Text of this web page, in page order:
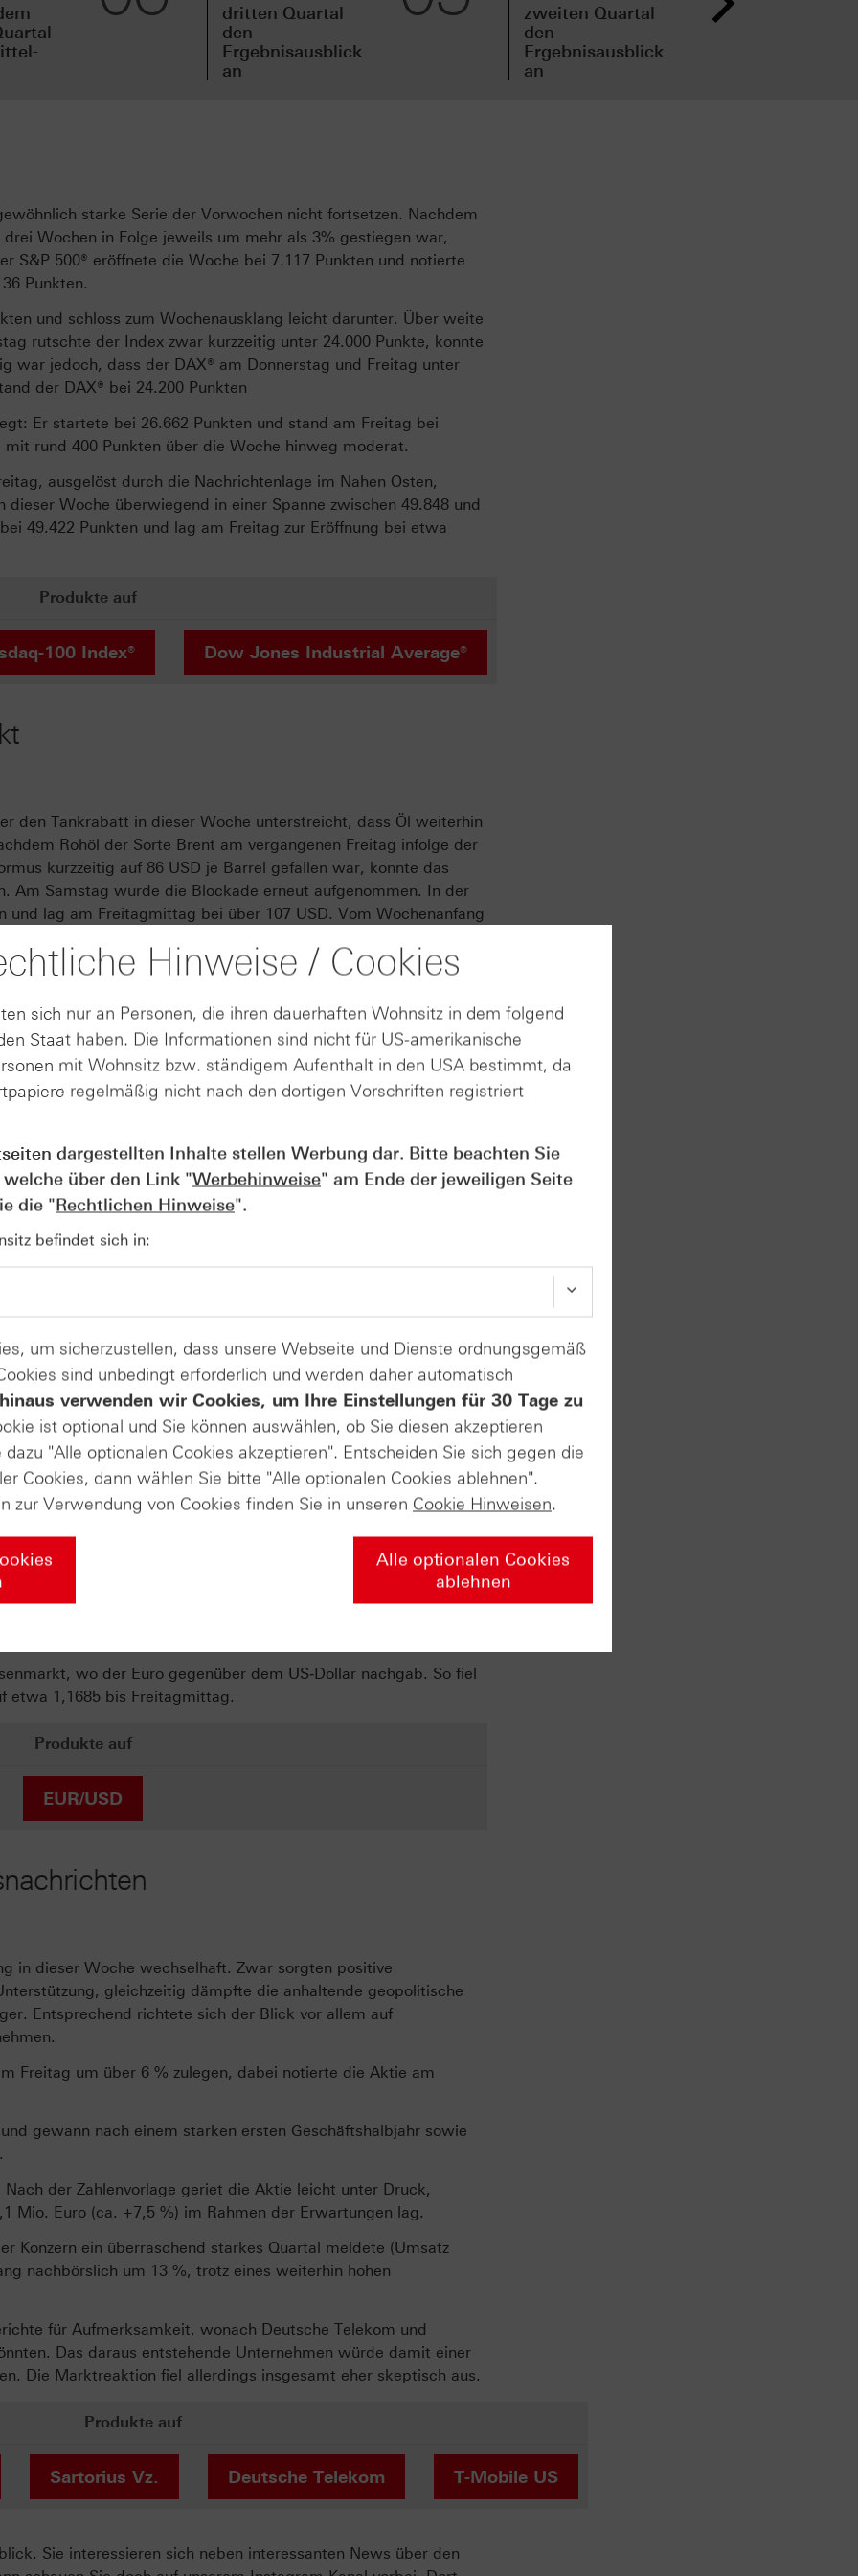
dritten Quartal
den
Ergebnisausblick
an
zweiten Quartal
den
Ergebnisausblick
an
starke Serie der Vorwochen nicht fortsetzen. Nachdem
Wochen in Folge jeweils um mehr als 3% gestiegen war,
S&P 500® eröffnete die Woche bei 7.117 Punkten und notierte
Punkten.
und schloss zum Wochenausklang leicht darunter. Über weite
rutschte der Index zwar kurzzeitig unter 24.000 Punkte, konnte
war jedoch, dass der DAX® am Donnerstag und Freitag unter
der DAX® bei 24.200 Punkten
Er startete bei 26.662 Punkten und stand am Freitag bei
rund 400 Punkten über die Woche hinweg moderat.
ausgelöst durch die Nachrichtenlage im Nahen Osten,
Woche überwiegend in einer Spanne zwischen 49.848 und
49.422 Punkten und lag am Freitag zur Eröffnung bei etwa
Produkte auf
100 Index® Dow Jones Industrial Average®
den Tankrabatt in dieser Woche unterstreicht, dass Öl weiterhin
Rohöl der Sorte Brent am vergangenen Freitag infolge der
kurzzeitig auf 86 USD je Barrel gefallen war, konnte das
Am Samstag wurde die Blockade erneut aufgenommen. In der
und lag am Freitagmittag bei über 107 USD. Vom Wochenanfang
mehr als 9%.
Obwohl WTI üblicherweise als weniger stark geopolitisch
Freitag zwischenzeitlich auf 80,56 USD je Barrel und legte
notierte WTI zeitweise bei über 97 USD – rund 9 %
WTI Crude Future
konjunkturelle Ereignisse
in dieser Woche ein wichtiger Rahmenfaktor. US‑Präsident
Feuerpause mit dem Iran auf unbestimmte Zeit, um weitere
die aktuelle, brüchige Waffenruhe zwischen Israel und dem
gemischte Signale: Der Einkaufsmanagerindex (EMI) für das
Donnerstag von 51,6 im März auf 52,2, während in
auf 3,3 % anzog. Dies ist laut mehreren Angaben auch
In Deutschland fiel der ifo‑Geschäftsklimaindex auf den
sowohl die aktuelle Lage als auch den Ausblick deutlich
wo der Euro gegenüber dem US‑Dollar nachgab. So fiel
etwa 1,1685 bis Freitagmittag.
Produkte auf
EUR/USD
in dieser Woche wechselhaft. Zwar sorgten positive
gleichzeitig dämpfte die anhaltende geopolitische
Entsprechend richtete sich der Blick vor allem auf
Freitag um über 6 % zulegen, dabei notierte die Aktie am
gewann nach einem starken ersten Geschäftshalbjahr sowie
der Zahlenvorlage geriet die Aktie leicht unter Druck,
Mio. Euro (ca. +7,5 %) im Rahmen der Erwartungen lag.
Konzern ein überraschend starkes Quartal meldete (Umsatz
nachbörslich um 13 %, trotz eines weiterhin hohen
für Aufmerksamkeit, wonach Deutsche Telekom und
Das daraus entstehende Unternehmen würde damit einer
Die Marktreaktion fiel allerdings insgesamt eher skeptisch aus.
Produkte auf
Sartorius Vz. Deutsche Telekom T-Mobile US
Sie interessieren sich neben interessanten News über den
Hinweise / Cookies
sich nur an Personen, die ihren dauerhaften Wohnsitz in dem folgend
Staat haben. Die Informationen sind nicht für US-amerikanische
mit Wohnsitz bzw. ständigem Aufenthalt in den USA bestimmt, da
regelmäßig nicht nach den dortigen Vorschriften registriert
dargestellten Inhalte stellen Werbung dar. Bitte beachten Sie
über den Link "Werbehinweise" am Ende der jeweiligen Seite
die "Rechtlichen Hinweise".
befindet sich in:
um sicherzustellen, dass unsere Webseite und Dienste ordnungsgemäß
sind unbedingt erforderlich und werden daher automatisch
verwenden wir Cookies, um Ihre Einstellungen für 30 Tage zu
ist optional und Sie können auswählen, ob Sie diesen akzeptieren
"Alle optionalen Cookies akzeptieren". Entscheiden Sie sich gegen die
Cookies, dann wählen Sie bitte "Alle optionalen Cookies ablehnen".
zur Verwendung von Cookies finden Sie in unseren Cookie Hinweisen.
Alle optionalen Cookies
ablehnen